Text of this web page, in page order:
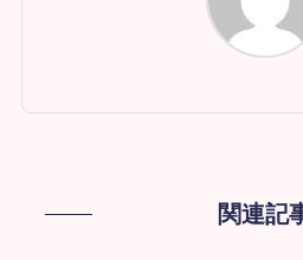
関連記